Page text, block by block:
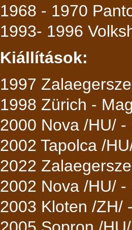
1968 - 1970
1993- 1996
Kiállítások:
1997
1998 Zürich -
2000 Nova /HU/ -
2002 Tapolca /
2022
2002 Nova /HU/ -
2003 Kloten /ZH/